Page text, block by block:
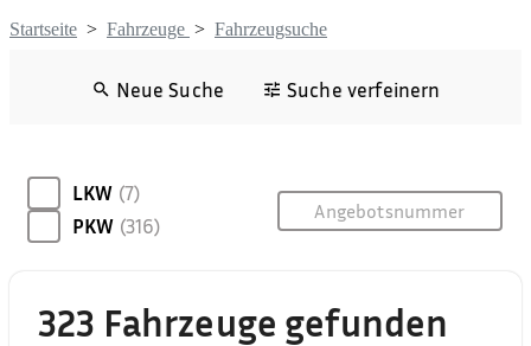
Startseite > Fahrzeuge > Fahrzeugsuche
Neue Suche Suche verfeinern
LKW (7)
PKW (316)
323 Fahrzeuge gefunden